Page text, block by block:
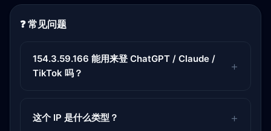
❓ 常见问题
154.3.59.166 能用来登 ChatGPT / Claude /
TikTok 吗？
这个 IP 是什么类型？